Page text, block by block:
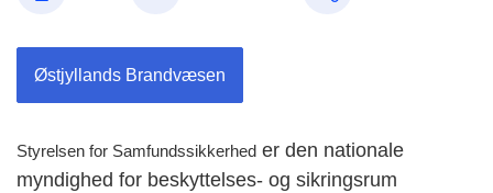
Østjyllands Brandvæsen
Styrelsen for Samfundssikkerhed er den nationale
myndighed for beskyttelses- og sikringsrum